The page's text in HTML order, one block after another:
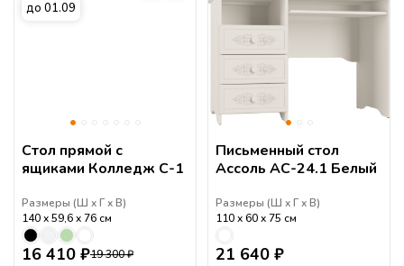
до 01.09
Стол прямой с
ящиками Колледж С-1
Размеры (Ш Г В)
140
59,6 76 см
16 410 ₽19 300₽
Письменный стол
Ассоль АС-24.1 Белый
Размеры (Ш Г В)
110
60 75 см
21 640 ₽